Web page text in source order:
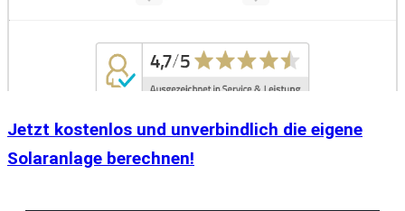
Jetzt kostenlos und unverbindlich die eigene
Solaranlage berechnen!